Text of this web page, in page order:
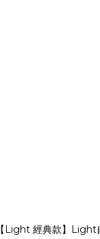
【Light 經典款】